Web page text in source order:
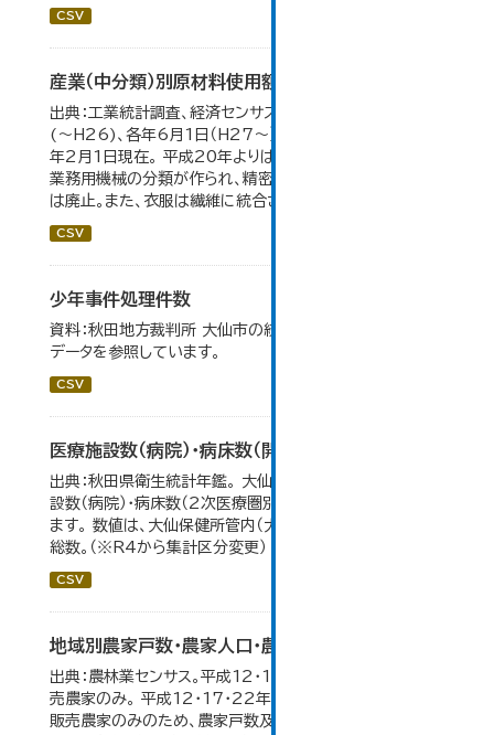
CSV
産業（中分類）別原材料使用額等の推移
出典：工業統計調査、経済センサス。 各年12月31日現在
(～H26)、各年6月1日（H27～）・平成23年のみ平成24
年2月1日現在。 平成20年よりはん用機械、生産用機械、
業務用機械の分類が作られ、精密機械、一般用機械の分類
は廃止。また、衣服は繊維に統合された。...
CSV
少年事件処理件数
資料：秋田地方裁判所 大仙市の統計「12-16 少年事件」の
データを参照しています。
CSV
医療施設数（病院）・病床数（開設主体・保健所別）
出典：秋田県衛生統計年鑑。 大仙市の統計「11-11 医療施
設数（病院）・病床数（2次医療圏別)」のデータを参照してい
ます。 数値は、大仙保健所管内（大仙市・仙北市・美郷町）の
総数。（※R4から集計区分変更）
CSV
地域別農家戸数・農家人口・農業就業人口
出典：農林業センサス。平成12・17・22・27年数値は、販
売農家のみ。 平成12・17・22年の農業就業人口データが
販売農家のみのため、農家戸数及び人口も販売農家のみと